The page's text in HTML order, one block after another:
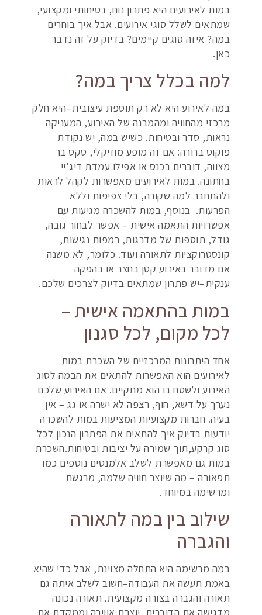
במות לאירועים היא פתרון נוח, בטיחותי ומקצועי,
שמתאים לשלל סוגי אירועים. אבל איך בוחרים
במה? איזה סוגים קיימים? בדיוק על זה נדבר
כאן.
למה בכלל צריך במה?
במה לאירוע היא לא רק תוספת עיצובית–היא חלק
מרכזי מהחוויה ומהמבנה של האירוע, המעניקה
נראות, סדר ובטיחות. כשיש במה, יש נקודת
פוקוס ברורה: אם זה מופע מוזיקלי, טקס בר
מצווה, דוברים בכנס או אפילו עמדת דיג'יי
בחתונה. במות לאירועים מאפשרות לקהל לראות
ולהתחבר למה שקורה, בלי צפיפות וללא
הפרעות. בנוסף, במות להשכרה מגיעות עם
אפשרויות התאמה אישית – אפשר לבחור גובה,
גודל, תוספות של מדרגות, רמפות נגישות,
קונסטרוקציות לתאורה ועוד. כלומר, לא משנה
אם מדובר באירוע קטן בחצר או בהפקה
ענקית–יש פתרון שמתאים בדיוק לצרכים שלכם.
במות בהתאמה אישית –
לכל מקום, לכל סגנון
אחד היתרונות המרכזיים של השכרת במות
לאירועים הוא האפשרות להתאים את הבמה לסוג
האירוע ולשטח בו הוא מתקיים. אם האירוע שלכם
נערך על דשא, חוף, רצפה לא ישרה או גג – אין
בעיה. חברות מקצועיות המציעות במות להשכרה
יודעות בדיוק איך להתאים את הפתרון הנכון לכל
סוג קרקע,תוך שמירה על יציבות ובטיחות.השכרת
במות גם מאפשרת לשלב אלמנטים נוספים כמו
תפאורה – מה שיוצר חוויה שלמה, מרגשת
ומרשימה במיוחד.
שילוב בין במה לתאורה
והגברה
במה מרשימה היא התחלה מצוינת, אבל כדי שהיא
באמת תעשה את העבודה–חשוב לשלב איתה גם
תאורה והגברה בצורה מקצועית. תאורה נכונה